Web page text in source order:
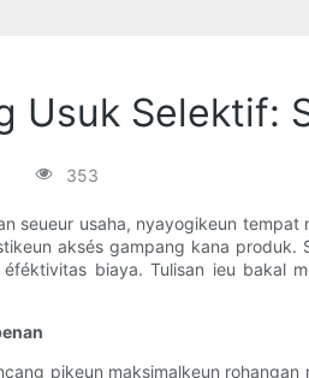
Usuk Selektif:
353
seueur usaha, nyayogikeun
aksés gampang kana
biaya. Tulisan ieu bakal
pikeun maksimalkeun